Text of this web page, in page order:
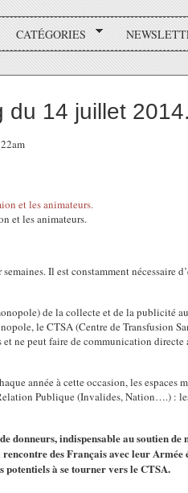
CATÉGORIES
du 14 juillet 2014.
et les animateurs.
Il est constamment nécessaire
de la collecte et de la publicité
le CTSA (Centre de Transfusion
ne peut faire de communication directe
année à cette occasion, les espaces
Publique (Invalides, Nation….) :
donneurs, indispensable au soutien de
des Français avec leur Armée
potentiels à se tourner vers le CTSA.